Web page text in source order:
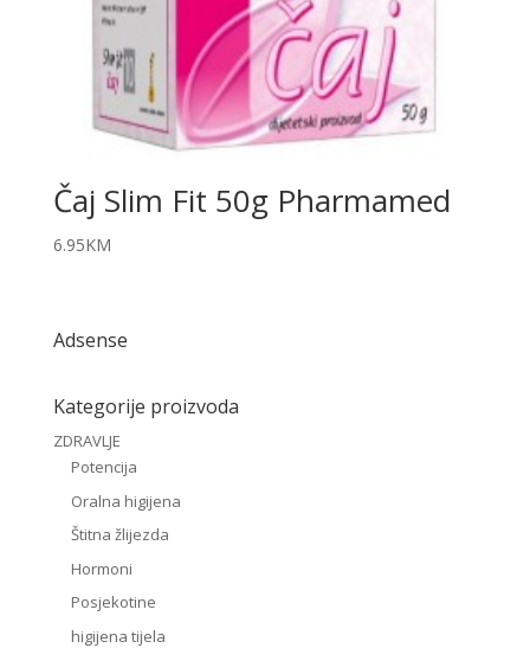
Čaj Slim Fit 50g Pharmamed
6.95KM
Adsense
Kategorije proizvoda
ZDRAVLJE
Potencija
Oralna higijena
Štitna žlijezda
Hormoni
Posjekotine
higijena tijela